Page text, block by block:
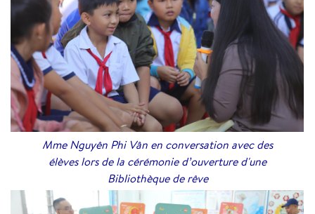
Mme Nguyên Phi Vân en conversation avec des
élèves lors de la cérémonie d’ouverture d'une
Bibliothèque de rêve